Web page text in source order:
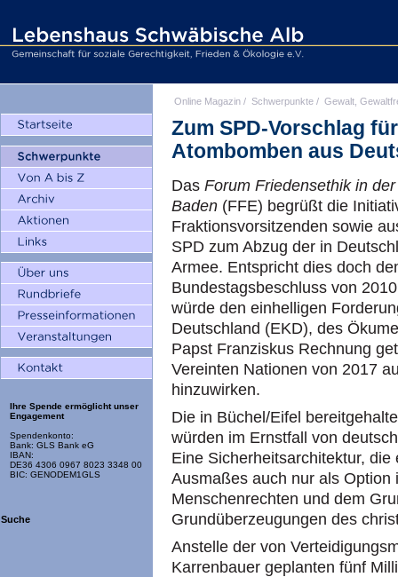
Ihre Spende ermöglicht unser
Engagement
Spendenkonto:
Bank: GLS Bank eG
IBAN:
DE36 4306 0967 8023 3348 00
BIC: GENODEM1GLS
Suche
Online Magazin / Schwerpunkte / Gewalt,
Zum SPD-Vorschlag
Atombomben aus
Das Forum Friedensethik in
Baden (FFE) begrüßt die
Fraktionsvorsitzenden sowie
SPD zum Abzug der in
Armee. Entspricht dies doch
Bundestagsbeschluss von
würde den einhelligen
Deutschland (EKD), des
Papst Franziskus Rechnung
Vereinten Nationen von 2017
hinzuwirken.
Die in Büchel/Eifel
würden im Ernstfall von
Eine Sicherheitsarchitektur,
Ausmaßes auch nur als
Menschenrechten und dem
Grundüberzeugungen des
Anstelle der von
Karrenbauer geplanten fünf